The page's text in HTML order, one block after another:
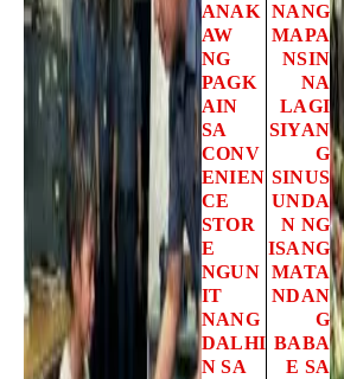
ANAK
AW
NG
PAGK
AIN
SA
CONV
ENIEN
CE
STOR
E
NGUN
IT
NANG
DALHI
N SA
NANG
MAPA
NSIN
NA
LAGI
SIYAN
G
SINUS
UNDA
N NG
ISANG
MATA
NDAN
G
BABA
E SA